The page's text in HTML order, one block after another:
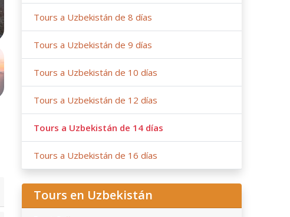
Tours a Uzbekistán de 8 días
Tours a Uzbekistán de 9 días
Tours a Uzbekistán de 10 días
Tours a Uzbekistán de 12 días
Tours a Uzbekistán de 14 días
Tours a Uzbekistán de 16 días
Tours en Uzbekistán